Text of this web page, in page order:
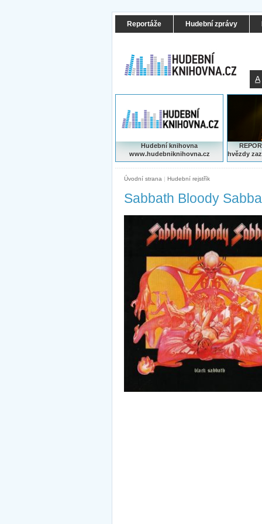
Reportáže Hudební zprávy
A
Hudební knihovna
www.hudebniknihovna.cz
hvězdy
Úvodní strana | Hudební rejstřík
Sabbath Bloody